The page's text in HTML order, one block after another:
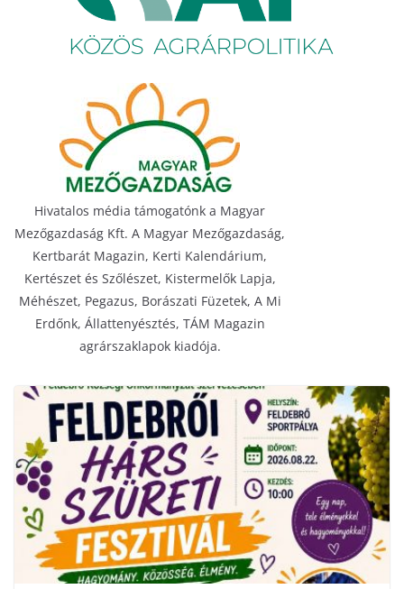
Hivatalos média támogatónk a Magyar
Mezőgazdaság Kft. A Magyar Mezőgazdaság,
Kertbarát Magazin, Kerti Kalendárium,
Kertészet és Szőlészet, Kistermelők Lapja,
Méhészet, Pegazus, Borászati Füzetek, A Mi
Erdőnk, Állattenyésztés, TÁM Magazin
agrárszaklapok kiadója.